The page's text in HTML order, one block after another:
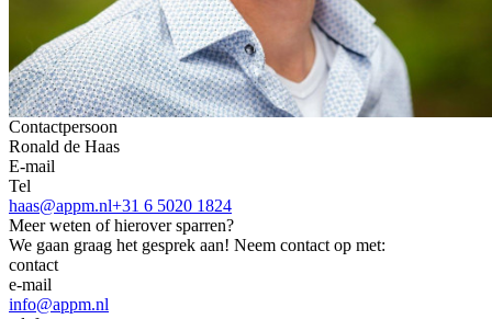
Contactpersoon
Ronald de Haas
E-mail
Tel
haas@appm.nl+31 6 5020 1824
Meer weten of hierover sparren?
We gaan graag het gesprek aan! Neem contact op met:
contact
e-mail
info@appm.nl